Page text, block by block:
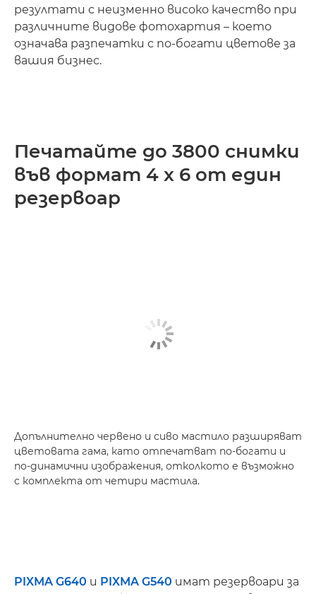
резултати с неизменно високо качество при
различните видове фотохартия – което
означава разпечатки с по-богати цветове за
вашия бизнес.
Печатайте до 3800 снимки
във формат 4 x 6 от един
резервоар
Допълнително червено и сиво мастило разширяват
цветовата гама, като отпечатват по-богати и
по-динамични изображения, отколкото е възможно
с комплекта от четири мастила.
PIXMA G640 и PIXMA G540 имат резервоари за